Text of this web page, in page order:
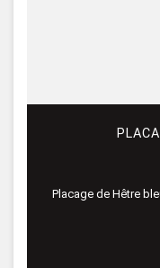
Placage de Hêtre